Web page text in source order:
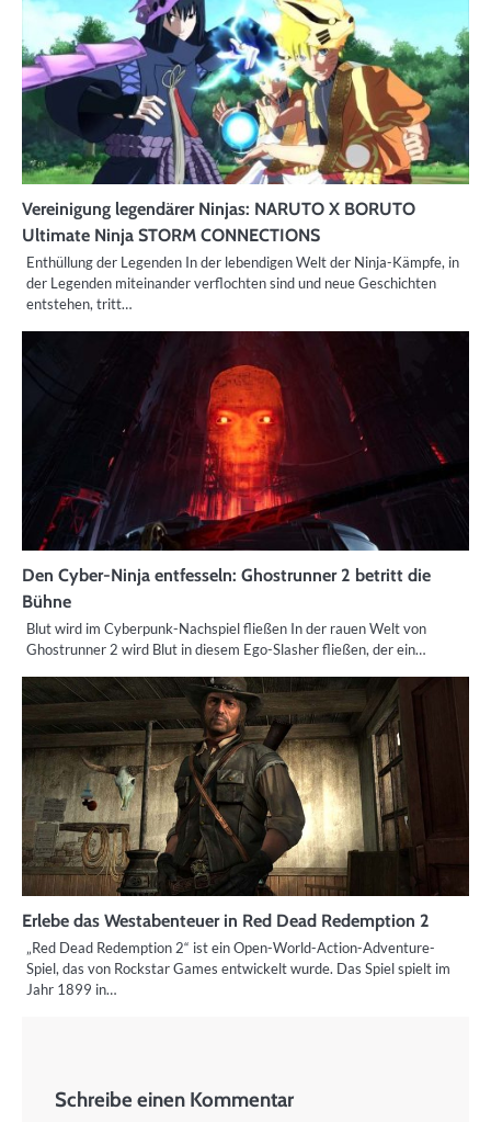
Vereinigung legendärer Ninjas: NARUTO X BORUTO
Ultimate Ninja STORM CONNECTIONS
Enthüllung der Legenden In der lebendigen Welt der Ninja-Kämpfe, in
der Legenden miteinander verflochten sind und neue Geschichten
entstehen, tritt…
Den Cyber-Ninja entfesseln: Ghostrunner 2 betritt die
Bühne
Blut wird im Cyberpunk-Nachspiel fließen In der rauen Welt von
Ghostrunner 2 wird Blut in diesem Ego-Slasher fließen, der ein…
Erlebe das Westabenteuer in Red Dead Redemption 2
„Red Dead Redemption 2“ ist ein Open-World-Action-Adventure-
Spiel, das von Rockstar Games entwickelt wurde. Das Spiel spielt im
Jahr 1899 in…
Schreibe einen Kommentar